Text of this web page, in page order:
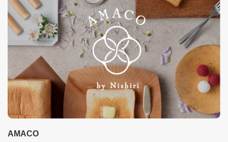
AMACO